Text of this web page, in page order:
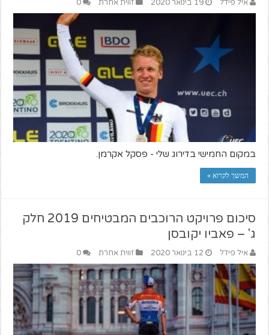
איל פידל 19 בינואר 2020 זווית אחרת 0
במקום החמישי בדירוג שלי - פסקל אקרמן.
המשך לקרוא »
סיכום פרויקט הרוכבים המבטיחים 2019 חלק
ג' – פאביו יקובסן
איל פידל 12 בינואר 2020 זווית אחרת 0